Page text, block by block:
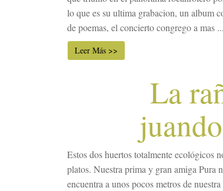
lo que es su ultima grabacion, un album
de poemas, el concierto congrego a mas ...
Leer Más >>
La
Estos dos huertos totalmente ecológicos
platos. Nuestra prima y gran amiga Pura
encuentra a unos pocos metros de